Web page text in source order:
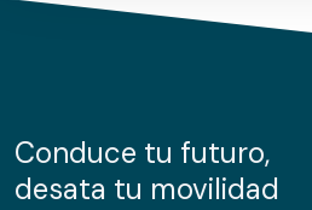
de cookies.
información sobre el uso que
nuestros partners de redes
Conduce tu futuro,
desata tu movilidad